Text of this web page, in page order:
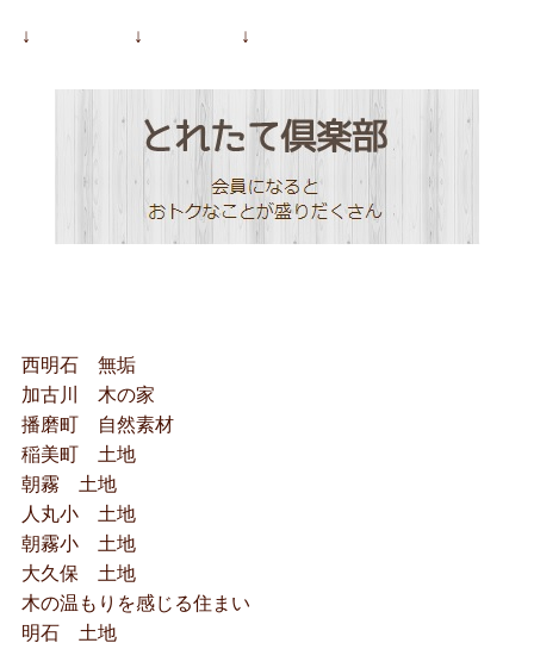
↓ ↓ ↓
西明石 無垢
加古川 木の家
播磨町 自然素材
稲美町 土地
朝霧 土地
人丸小 土地
朝霧小 土地
大久保 土地
木の温もりを感じる住まい
明石 土地